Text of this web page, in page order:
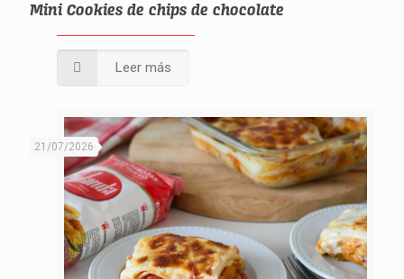
Mini Cookies de chips de chocolate
Leer más
21/07/2026